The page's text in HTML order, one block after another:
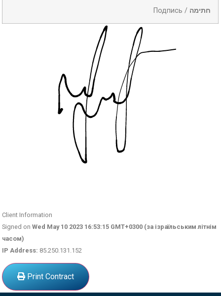
Подпись / חתימה
Client Information
Signed onWed May 10 2023 16:53:15 GMT+0300 (за ізраїльським літнім
часом)
IP Address: 85.250.131.152
Print Contract